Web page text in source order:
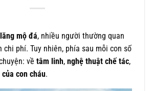
mộ đá, nhiều người thường quan
phí. Tuy nhiên, phía sau mỗi con số
về tâm linh, nghệ thuật chế tác,
con cháu.